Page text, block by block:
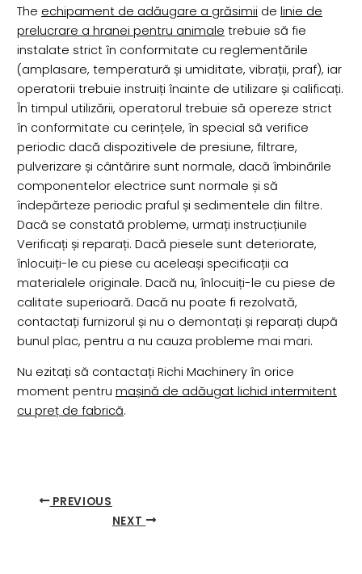
The echipament de adăugare a grăsimii de linie de
prelucrare a hranei pentru animale trebuie să fie
instalate strict în conformitate cu reglementările
(amplasare, temperatură și umiditate, vibrații, praf), iar
operatorii trebuie instruiți înainte de utilizare și calificați.
În timpul utilizării, operatorul trebuie să opereze strict
în conformitate cu cerințele, în special să verifice
periodic dacă dispozitivele de presiune, filtrare,
pulverizare și cântărire sunt normale, dacă îmbinările
componentelor electrice sunt normale și să
îndepărteze periodic praful și sedimentele din filtre.
Dacă se constată probleme, urmați instrucțiunile
Verificați și reparați. Dacă piesele sunt deteriorate,
înlocuiți-le cu piese cu aceleași specificații ca
materialele originale. Dacă nu, înlocuiți-le cu piese de
calitate superioară. Dacă nu poate fi rezolvată,
contactați furnizorul și nu o demontați și reparați după
bunul plac, pentru a nu cauza probleme mai mari.
Nu ezitați să contactați Richi Machinery în orice
moment pentru mașină de adăugat lichid intermitent
cu preț de fabrică.
PREVIOUS
NEXT